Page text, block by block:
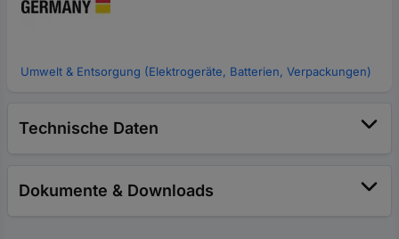
Umwelt & Entsorgung (Elektrogeräte, Batterien, Verpackungen)
Technische Daten
Dokumente & Downloads